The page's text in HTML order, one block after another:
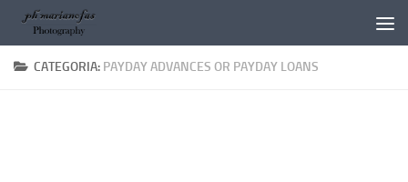
Salta al contenuto
CATEGORIA: PAYDAY ADVANCES OR PAYDAY LOANS